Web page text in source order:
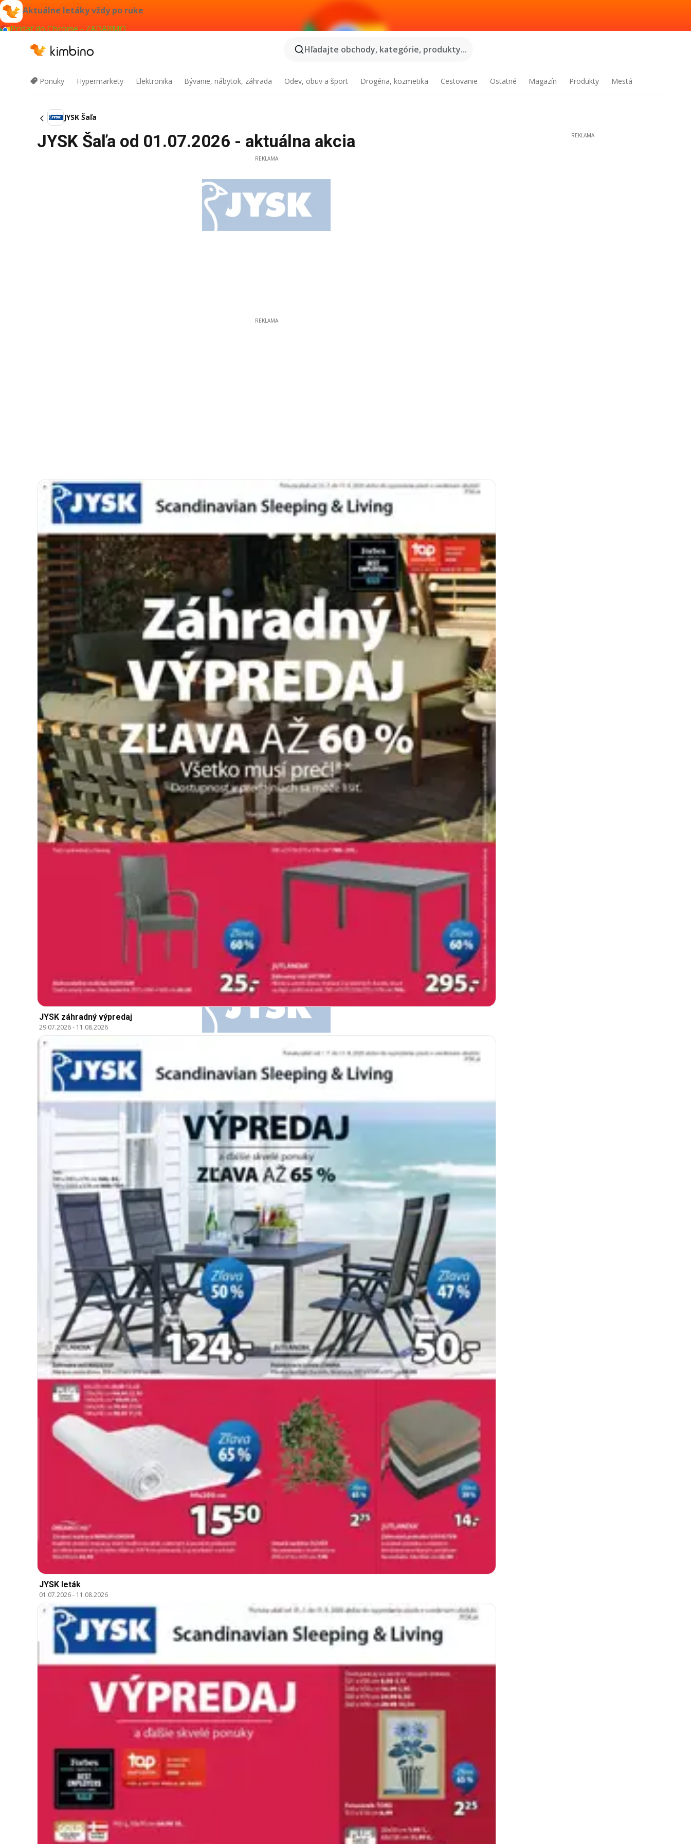
Aktuálne letáky vždy po ruke
Pridať do Chrome - ZADARMO
Hľadajte obchody, kategórie, produkty...
Ponuky Hypermarkety Elektronika Bývanie, nábytok, záhrada Odev, obuv a šport Drogéria, kozmetika Cestovanie Ostatné Magazín Produkty Mestá
JYSK Šaľa
JYSK Šaľa od 01.07.2026 - aktuálna akcia
REKLAMA
REKLAMA
JYSK záhradný výpredaj
29.07.2026- 11.08.2026
JYSK leták
01.07.2026- 11.08.2026
REKLAMA